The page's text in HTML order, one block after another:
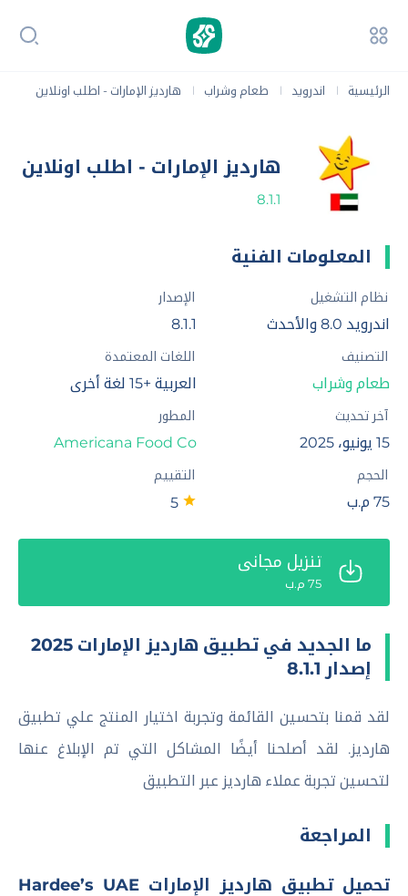
الرئيسية | اندرويد | طعام وشراب | هارديز الإمارات - اطلب اونلاين
هارديز الإمارات - اطلب اونلاين
8.1.1
المعلومات الفنية
نظام التشغيل
اندرويد 8.0 والأحدث
الإصدار
8.1.1
التصنيف
طعام وشراب
اللغات المعتمدة
العربية +15 لغة أخرى
آخر تحديث
15 يونيو، 2025
المطور
Americana Food Co‏
الحجم
75 م.ب
التقييم
تنزيل مجاني
75 م.ب
ما الجديد في تطبيق هارديز الإمارات 2025
إصدار 8.1.1
لقد قمنا بتحسين القائمة وتجربة اختيار المنتج علي تطبيق
هارديز. لقد أصلحنا أيضًا المشاكل التي تم الإبلاغ عنها
لتحسين تجربة عملاء هارديز عبر التطبيق
المراجعة
تحميل تطبيق هارديز الإمارات Hardee’s UAE